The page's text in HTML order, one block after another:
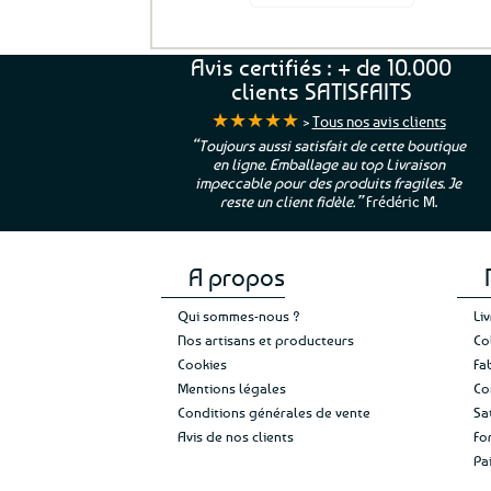
variations.
Les
options
peuvent
être
choisies
sur
la
Avis certifiés : + de 10.000
clients SATISFAITS
★★★★★ >Tous nos avis clients
“Toujours aussi satisfait de cette boutique
en ligne. Emballage au top Livraison
impeccable pour des produits fragiles. Je
reste un client fidèle.”Frédéric M.
A propos
Qui sommes-nous ?
Nos artisans et producteurs
Cookies
Mentions légales
Conditions générales de vente
Avis de nos clients